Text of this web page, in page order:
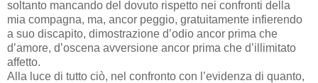
soltanto mancando del dovuto rispetto nei confronti della
mia compagna, ma, ancor peggio, gratuitamente infierendo
a suo discapito, dimostrazione d’odio ancor prima che
d’amore, d’oscena avversione ancor prima che d’illimitato
affetto.
Alla luce di tutto ciò, nel confronto con l’evidenza di quanto,